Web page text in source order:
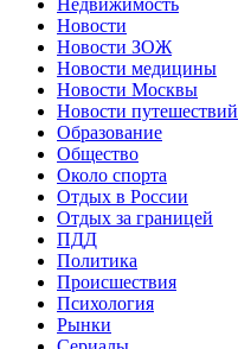
Новости
Новости ЗОЖ
Новости медицины
Новости Москвы
Новости путешествий
Образование
Общество
Около спорта
Отдых в России
Отдых за границей
ПДД
Политика
Происшествия
Психология
Рынки